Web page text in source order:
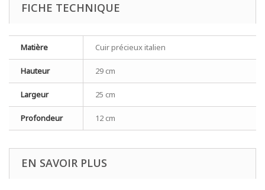
FICHE TECHNIQUE
Matière Cuir précieux italien
Hauteur 29 cm
Largeur 25 cm
Profondeur 12 cm
EN SAVOIR PLUS